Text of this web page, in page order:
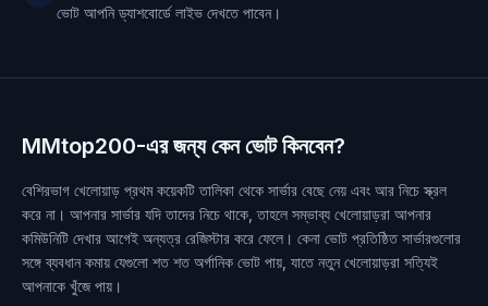
ভোট আপনি ড্যাশবোর্ডে লাইভ দেখতে পাবেন।
MMtop200-এর জন্য কেন ভোট কিনবেন?
বেশিরভাগ খেলোয়াড় প্রথম কয়েকটি তালিকা থেকে সার্ভার বেছে নেয় এবং আর নিচে স্ক্রল
করে না। আপনার সার্ভার যদি তাদের নিচে থাকে, তাহলে সম্ভাব্য খেলোয়াড়রা আপনার
কমিউনিটি দেখার আগেই অন্যত্র রেজিস্টার করে ফেলে। কেনা ভোট প্রতিষ্ঠিত সার্ভারগুলোর
সঙ্গে ব্যবধান কমায় যেগুলো শত শত অর্গানিক ভোট পায়, যাতে নতুন খেলোয়াড়রা সত্যিই
আপনাকে খুঁজে পায়।